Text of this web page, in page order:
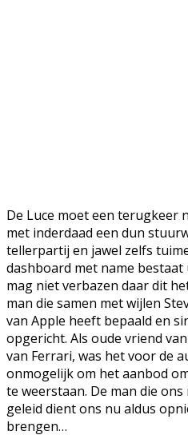
De Luce moet een terugkeer
met inderdaad een dun
tellerpartij en jawel zelfs
dashboard met name bestaat
mag niet verbazen daar dit
man die samen met wijlen
van Apple heeft bepaald en
opgericht. Als oude vriend
van Ferrari, was het voor de
onmogelijk om het aanbod
te weerstaan. De man die
geleid dient ons nu aldus
brengen…